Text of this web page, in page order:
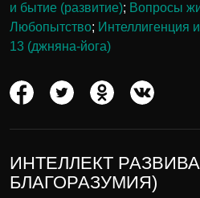
и бытие (развитие); Вопросы
Любопытство; Интеллигенция
13 (джняна-йога)
ИНТЕЛЛЕКТ
БЛАГОРАЗУМИЯ)